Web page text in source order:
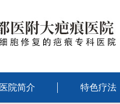
医院简介 特色疗法